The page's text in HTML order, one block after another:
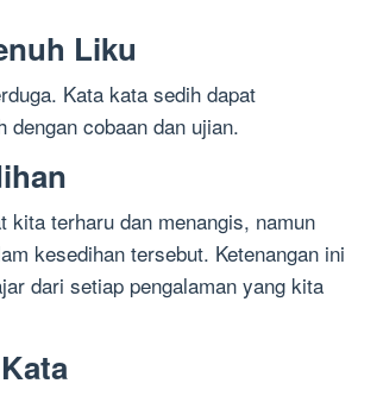
Liku
Kata kata sedih dapat
dengan cobaan dan ujian.
terharu dan menangis, namun
kesedihan tersebut. Ketenangan ini
dari setiap pengalaman yang kita